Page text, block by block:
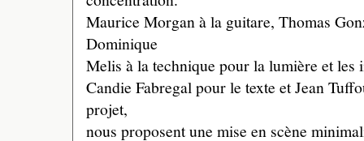
Maurice Morgan à la guitare, Thomas
Dominique
Melis à la technique pour la lumière et les
Candie Fabregal pour le texte et Jean
projet,
nous proposent une mise en scène